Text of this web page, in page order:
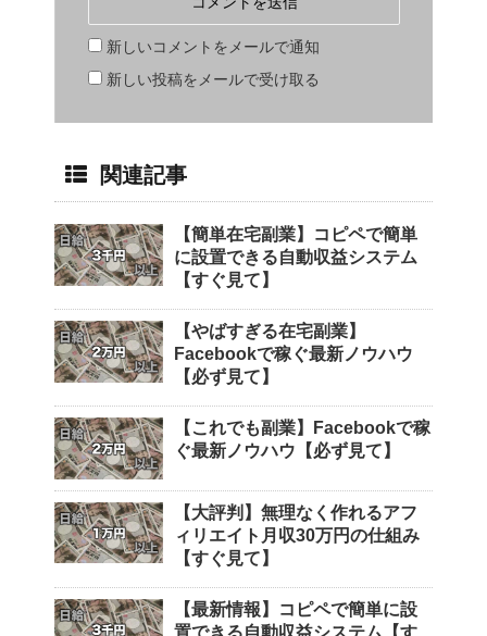
新しいコメントをメールで通知
新しい投稿をメールで受け取る
関連記事
【簡単在宅副業】コピペで簡単
に設置できる自動収益システム
【すぐ見て】
【やばすぎる在宅副業】
Facebookで稼ぐ最新ノウハウ
【必ず見て】
【これでも副業】Facebookで稼
ぐ最新ノウハウ【必ず見て】
【大評判】無理なく作れるアフ
ィリエイト月収30万円の仕組み
【すぐ見て】
【最新情報】コピペで簡単に設
置できる自動収益システム【す